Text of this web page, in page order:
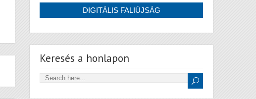
Keresés a honlapon